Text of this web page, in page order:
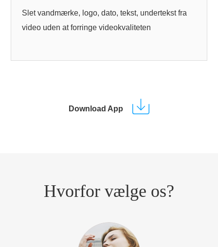
Slet vandmærke, logo, dato, tekst, undertekst fra
video uden at forringe videokvaliteten
Download App
Hvorfor vælge os?